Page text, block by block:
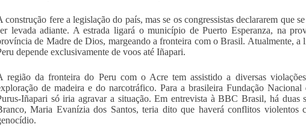
construção fere a legislação do país, mas se os congressistas declararem que
levada adiante. A estrada ligará o município de Puerto Esperanza, na
de Madre de Dios, margeando a fronteira com o Brasil. Atualmente, a
depende exclusivamente de voos até Iñapari.
região da fronteira do Peru com o Acre tem assistido a diversas
de madeira e do narcotráfico. Para a brasileira Fundação
Iñapari só iria agravar a situação. Em entrevista à BBC Brasil, há duas
Maria Evanízia dos Santos, teria dito que haverá conflitos violentos